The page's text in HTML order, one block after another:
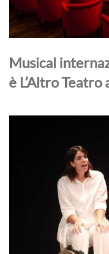
Musical
è L’Altro Teatro